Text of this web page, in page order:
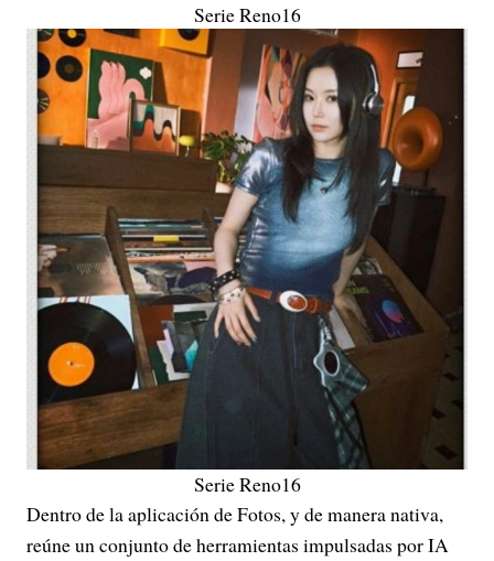
Serie Reno16
Serie Reno16
Dentro de la aplicación de Fotos, y de manera nativa,
reúne un conjunto de herramientas impulsadas por IA